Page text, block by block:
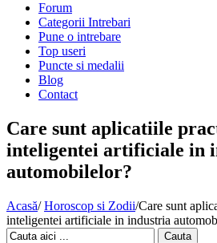
Forum
Categorii Intrebari
Pune o intrebare
Top useri
Puncte si medalii
Blog
Contact
Care sunt aplicatiile
inteligentei artificiale in
automobilelor?
Acasă/ Horoscop si Zodii/Care sunt
inteligentei artificiale in industria
Cauta